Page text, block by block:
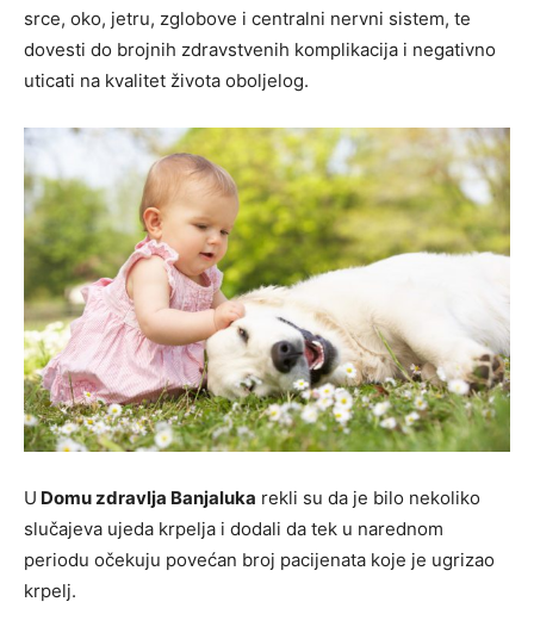
srce, oko, jetru, zglobove i centralni nervni sistem, te
dovesti do brojnih zdravstvenih komplikacija i negativno
uticati na kvalitet života oboljelog.
U Domu zdravlja Banjaluka rekli su da je bilo nekoliko
slučajeva ujeda krpelja i dodali da tek u narednom
periodu očekuju povećan broj pacijenata koje je ugrizao
krpelj.